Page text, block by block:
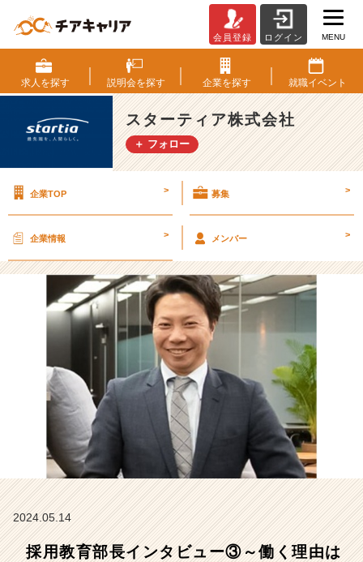
用
教
育
部
長
イ
ュ
～
働
く
由
タ
会員登録 ログイン MENU
求人を探す 説明会を探す 企業を探す 就職イベント
スターティア株式会社
＋ フォロー
企業TOP > 募集 >
企業情報 > メンバー >
2024.05.14
採用教育部長インタビュー③～働く理由は